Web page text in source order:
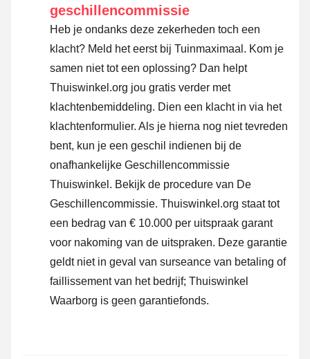
geschillencommissie
Heb je ondanks deze zekerheden toch een
klacht? Meld het eerst bij Tuinmaximaal. Kom je
samen niet tot een oplossing? Dan helpt
Thuiswinkel.org jou gratis verder met
klachtenbemiddeling. Dien een klacht in via het
klachtenformulier. Als je hierna nog niet tevreden
bent, kun je een geschil indienen bij de
onafhankelijke Geschillencommissie
Thuiswinkel. Bekijk de procedure van De
Geschillencommissie. Thuiswinkel.org staat tot
een bedrag van € 10.000 per uitspraak garant
voor nakoming van de uitspraken. Deze garantie
geldt niet in geval van surseance van betaling of
faillissement van het bedrijf; Thuiswinkel
Waarborg is geen garantiefonds.